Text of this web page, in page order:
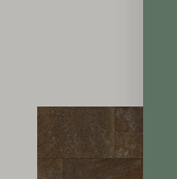
Land*
Nederland